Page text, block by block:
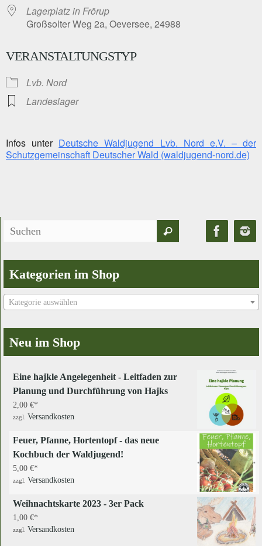
Lagerplatz in Frörup
Großsolter Weg 2a, Oeversee, 24988
VERANSTALTUNGSTYP
Lvb. Nord
Landeslager
Infos unter Deutsche Waldjugend Lvb. Nord e.V. – der
Schutzgemeinschaft Deutscher Wald (waldjugend-nord.de)
Suchen
Kategorien im Shop
Kategorie auswählen
Neu im Shop
Eine hajkle Angelegenheit - Leitfaden zur
Planung und Durchführung von Hajks
2,00 €
zzgl. Versandkosten
Feuer, Pfanne, Hortentopf - das neue
Kochbuch der Waldjugend!
5,00 €
zzgl. Versandkosten
Weihnachtskarte 2023 - 3er Pack
1,00 €
zzgl. Versandkosten